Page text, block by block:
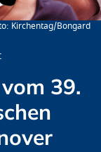
Kirchentag/Bongard
39.